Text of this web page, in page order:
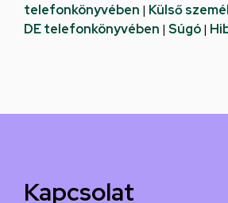
telefonkönyvében | Külső
DE telefonkönyvében | Súgó|
Kapcsolat